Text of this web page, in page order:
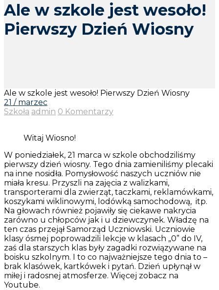
Ale w szkole jest wesoło!
Pierwszy Dzień Wiosny
Ale w szkole jest wesoło! Pierwszy Dzień Wiosny
21 / marzec
Szkoła admin 0 Komentarzy
Witaj Wiosno!
W poniedziałek, 21 marca w szkole obchodziliśmy
pierwszy dzień wiosny. Tego dnia zamieniliśmy plecaki
na inne nosidła. Pomysłowość naszych uczniów nie
miała kresu. Przyszli na zajęcia z walizkami,
transporterami dla zwierząt, taczkami, reklamówkami,
koszykami wiklinowymi, lodówką samochodową, itp.
Na głowach również pojawiły się ciekawe nakrycia
zarówno u chłopców jak i u dziewczynek. Władzę na
ten czas przejął Samorząd Uczniowski. Uczniowie
klasy ósmej poprowadzili lekcje w klasach „0” do IV,
zaś dla starszych klas były zagadki rozwiązywane na
boisku szkolnym. I to co najważniejsze tego dnia to –
brak klasówek, kartkówek i pytań. Dzień upłynął w
miłej i radosnej atmosferze. Więcej zobacz na
Youtube.